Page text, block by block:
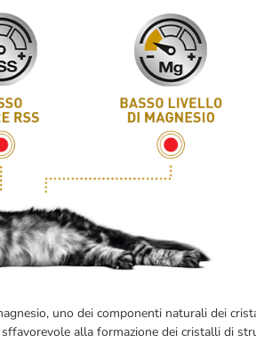
uno dei componenti naturali dei
alla formazione dei cristalli di